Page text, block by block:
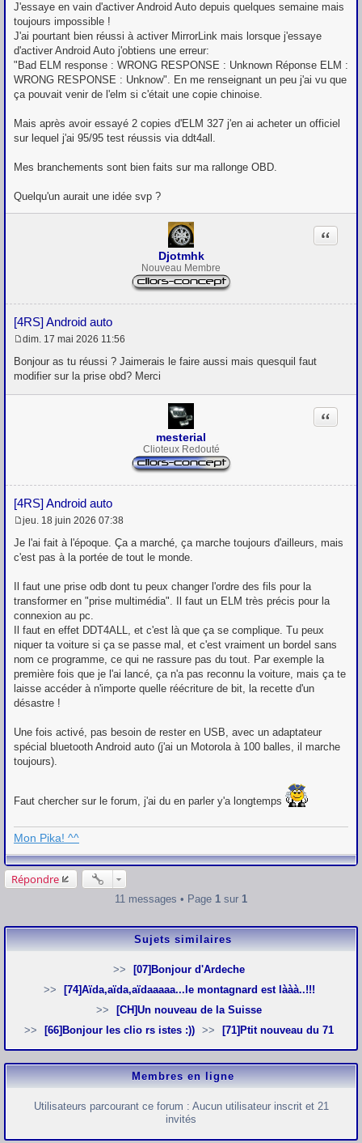
a
g
e
J'essaye en vain d'activer Android Auto depuis quelques semaine mais
toujours impossible !
J'ai pourtant bien réussi à activer MirrorLink mais lorsque j'essaye
d'activer Android Auto j'obtiens une erreur:
"Bad ELM response : WRONG RESPONSE : Unknown Réponse ELM :
WRONG RESPONSE : Unknow". En me renseignant un peu j'ai vu que
ça pouvait venir de l'elm si c'était une copie chinoise.
Mais après avoir essayé 2 copies d'ELM 327 j'en ai acheter un officiel
sur lequel j'ai 95/95 test réussis via ddt4all.
Mes branchements sont bien faits sur ma rallonge OBD.
Quelqu'un aurait une idée svp ?
Djotmhk
Nouveau Membre
[4RS] Android auto
Citation
e
s
a
dim. 17 mai 2026 11:56
Bonjour as tu réussi ? Jaimerais le faire aussi mais quesquil faut
modifier sur la prise obd? Merci
mesterial
Clioteux Redouté
[4RS] Android auto
Citation
M
e
s
g
e
jeu. 18 juin 2026 07:38
Je l'ai fait à l'époque. Ça a marché, ça marche toujours d'ailleurs, mais
c'est pas à la portée de tout le monde.
Il faut une prise odb dont tu peux changer l'ordre des fils pour la
transformer en "prise multimédia". Il faut un ELM très précis pour la
connexion au pc.
Il faut en effet DDT4ALL, et c'est là que ça se complique. Tu peux
niquer ta voiture si ça se passe mal, et c'est vraiment un bordel sans
nom ce programme, ce qui ne rassure pas du tout. Par exemple la
première fois que je l'ai lancé, ça n'a pas reconnu la voiture, mais ça te
laisse accéder à n'importe quelle réécriture de bit, la recette d'un
désastre !
Une fois activé, pas besoin de rester en USB, avec un adaptateur
spécial bluetooth Android auto (j'ai un Motorola à 100 balles, il marche
toujours).
Faut chercher sur le forum, j'ai du en parler y'a longtemps
Mon Pika! ^^
Répondre
11 messages • Page 1 sur 1
Sujets similaires
[07]Bonjour d'Ardeche
[74]Aïda,aïda,aïdaaaaa...le montagnard est lààà..!!!
[CH]Un nouveau de la Suisse
[66]Bonjour les clio rs istes :))
[71]Ptit nouveau du 71
Membres en ligne
Utilisateurs parcourant ce forum : Aucun utilisateur inscrit et 21
invités